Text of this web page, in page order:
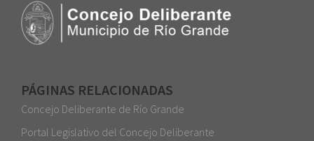
PÁGINAS RELACIONADAS
Concejo Deliberante de Río Grande
Portal Legislativo del Concejo Deliberante